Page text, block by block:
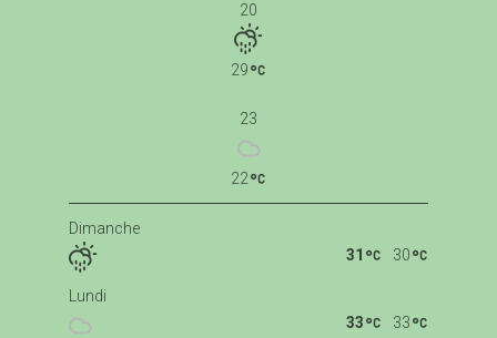
20
29
23
22
Dimanche
30
31
Lundi
33
33